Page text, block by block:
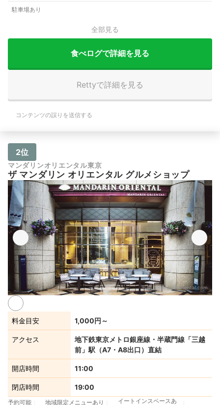
駐車場あり
全部見る
食べログで詳細を見る
Rettyで詳細を見る
コンテンツの誤りを送信する
2位
マンダリンオリエンタル東京
ザ マンダリン オリエンタル グルメショップ
出典：mandarinoriental.com
料金目安 1,000円～
アクセス
地下鉄東京メトロ銀座線・半蔵門線「三越
前」駅（A7・A8出口）直結
開店時間 11:00
閉店時間 19:00
予約可能 地域限定メニューあり
イートインスペースあ